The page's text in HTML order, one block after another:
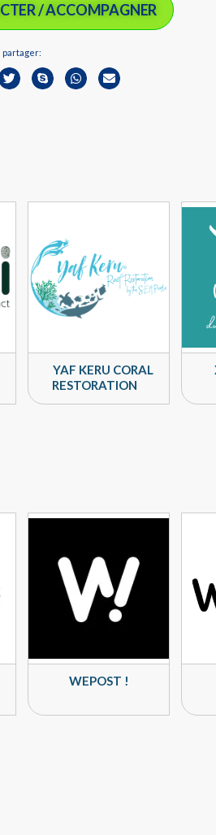
/ ACCOMPAGNER
partager:
YAF KERU CORAL
RESTORATION
WEPOST !